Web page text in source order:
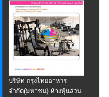
บริษัท กรุงไทยอาหาร
จำกัด(มหาชน) ห้างหุ้นส่วน